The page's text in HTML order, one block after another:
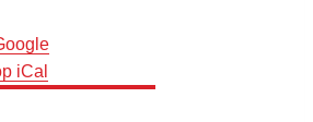
iCal